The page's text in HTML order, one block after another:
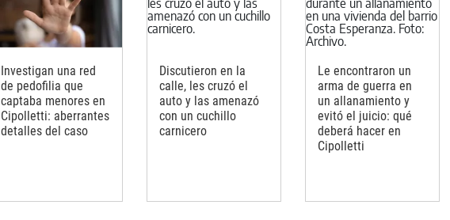
Investigan una red
de pedofilia que
captaba menores en
Cipolletti: aberrantes
detalles del caso
Discutieron en la
calle, les cruzó el
auto y las amenazó
con un cuchillo
carnicero
Le encontraron un
arma de guerra en
un allanamiento y
evitó el juicio: qué
deberá hacer en
Cipolletti